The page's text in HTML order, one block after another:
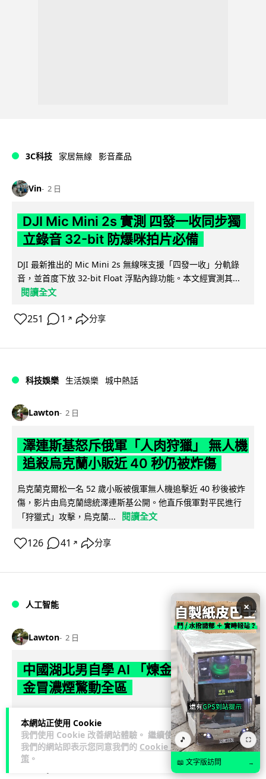
本網站正使用 Cookie
我們使用 Cookie 改善網站體驗。 繼續使用
我們的網站即表示您同意我們的 Cookie 政
策 。
3C科技 家居無線 影音產品
Vin 2 日
DJI Mic Mini 2s 實測 四發一收同步獨
立錄音 32-bit 防爆咪拍片必備
DJI 最新推出的 Mic Mini 2s 無線咪支援「四發一收」分軌錄
音，並首度下放 32-bit Float 浮點內錄功能。本文經實測其...
閱讀全文
251 1 ↗ 分享
科技娛樂 生活娛樂 城中熱話
Lawton 2 日
澤連斯基怒斥俄軍「人肉狩獵」 無人機
追殺烏克蘭小販近 40 秒仍被炸傷
烏克蘭克爾松一名 52 歲小販被俄軍無人機追擊近 40 秒後被炸
傷，影片由烏克蘭總統澤連斯基公開。他直斥俄軍對平民進行
「狩獵式」攻擊，烏克蘭...
閱讀全文
126 41 ↗ 分享
人工智能
Lawton 2 日
中國湖北男自學 AI 「煉金術」 屋內煉
金冒濃煙驚動全區
中國湖北黃石一名男子見金價高企，利用 AI 自學提煉黃金，在
租住單位私設高壓爐及作坊冶煉，過程產生大量刺鼻濃煙，驚
動鄰居報警。警方到場揭發整...
閱讀全文
113
×
🎵 ⛶
📖 文字版訪問 →